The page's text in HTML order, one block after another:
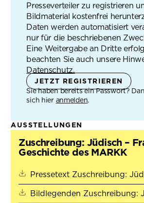
Presseverteiler zu registrieren
Bildmaterial kostenfrei
Daten werden automatisiert
nur für die beschriebenen
Eine Weitergabe an Dritte
beachten Sie auch unsere
Datenschutz.
JETZT REGISTRIEREN
Sie haben bereits ein Passwort?
sich hier anmelden.
AUSSTELLUNGEN
Zuschreibung: Jüdisch –
Geschichte des MARKK
Pressetext Zuschreibung:
Bildlegenden Zuschreibung: